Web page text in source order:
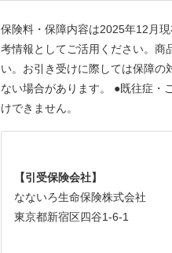
保険料・保障内容は2025年12月
考情報としてご活用ください。商
い。お引き受けに際しては保障の
ない場合があります。 ●既往症・
けできません。
【引受保険会社】
なないろ生命保険株式会社
東京都新宿区四谷1-6-1